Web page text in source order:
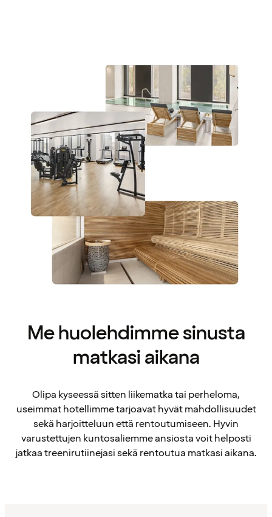
Me huolehdimme sinusta
matkasi aikana
Olipa kyseessä sitten liikematka tai perheloma,
useimmat hotellimme tarjoavat hyvät mahdollisuudet
sekä harjoitteluun että rentoutumiseen. Hyvin
varustettujen kuntosaliemme ansiosta voit helposti
jatkaa treenirutiinejasi sekä rentoutua matkasi aikana.